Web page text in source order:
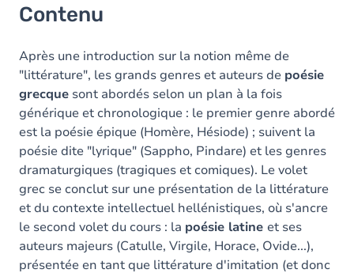
Contenu
Après une introduction sur la notion même de
"littérature", les grands genres et auteurs de poésie
grecque sont abordés selon un plan à la fois
générique et chronologique : le premier genre abordé
est la poésie épique (Homère, Hésiode) ; suivent la
poésie dite "lyrique" (Sappho, Pindare) et les genres
dramaturgiques (tragiques et comiques). Le volet
grec se conclut sur une présentation de la littérature
et du contexte intellectuel hellénistiques, où s'ancre
le second volet du cours : la poésie latine et ses
auteurs majeurs (Catulle, Virgile, Horace, Ovide...),
présentée en tant que littérature d'imitation (et donc